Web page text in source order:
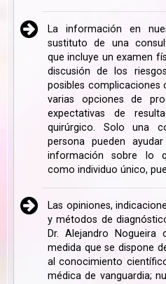
La información en
sustituto de una
que incluye un examen
discusión de los
posibles complicaciones
varias opciones de
expectativas de
quirúrgico. Solo una
persona pueden
información sobre lo
como individuo único,
Las opiniones,
y métodos de
Dr. Alejandro
medida que se dispone
al conocimiento
médica de vanguardia;